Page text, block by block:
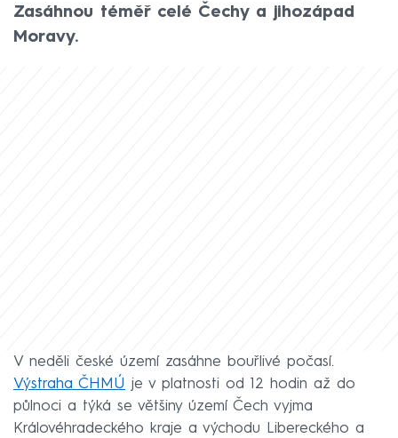
Zasáhnou téměř celé Čechy a jihozápad
Moravy.
V neděli české území zasáhne bouřlivé počasí.
Výstraha ČHMÚ je v platnosti od 12 hodin až do
půlnoci a týká se většiny území Čech vyjma
Královéhradeckého kraje a východu Libereckého a